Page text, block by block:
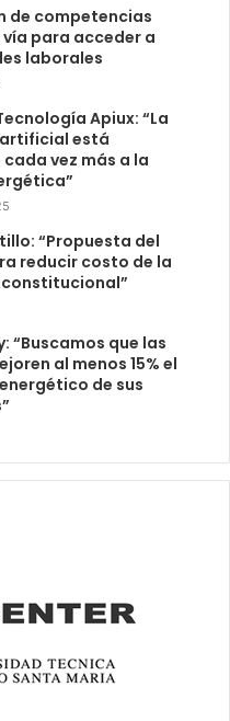
de competencias
para acceder a
laborales
Apiux: “La
está
vez más a la
“Propuesta del
reducir costo de la
“Buscamos que las
al menos 15% el
de sus